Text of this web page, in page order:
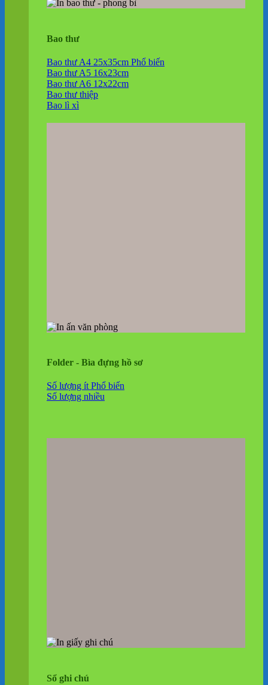
Bao thư
Bao thư A4 25x35cm
Bao thư A5 16x23cm
Bao thư A6 12x22cm
Bao thư thiệp
Bao lì xì
Folder - Bìa đựng hồ sơ
Số lượng ít
Số lượng nhiều
Sổ ghi chú